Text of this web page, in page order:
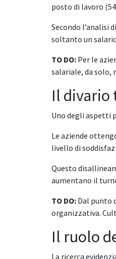
posto di lavoro
Secondo l’analisi
soltanto un
TO DO: Per le
salariale, da solo,
Il divario
Uno degli aspetti
Le aziende
livello di
Questo
aumentano il
TO DO: Dal punto
organizzativa.
Il ruolo
La ricerca